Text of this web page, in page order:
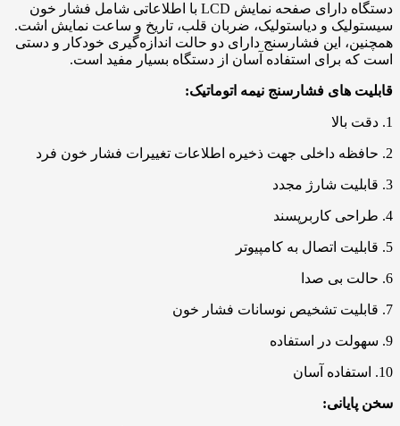
دستگاه دارای صفحه نمایش LCD با اطلاعاتی شامل فشار خون
سیستولیک و دیاستولیک، ضربان قلب، تاریخ و ساعت نمایش اشت.
همچنین، این فشارسنج دارای دو حالت اندازه‌گیری خودکار و دستی
است که برای استفاده آسان از دستگاه بسیار مفید است.
قابلیت های فشارسنج نیمه اتوماتیک:
1. دقت بالا
2. حافظه داخلی جهت ذخیره اطلاعات تغییرات فشار خون فرد
3. قابلیت شارژ مجدد
4. طراحی کاربرپسند
5. قابلیت اتصال به کامپیوتر
6. حالت بی صدا
7. قابلیت تشخیص نوسانات فشار خون
9. سهولت در استفاده
10. استفاده آسان
سخن پایانی: